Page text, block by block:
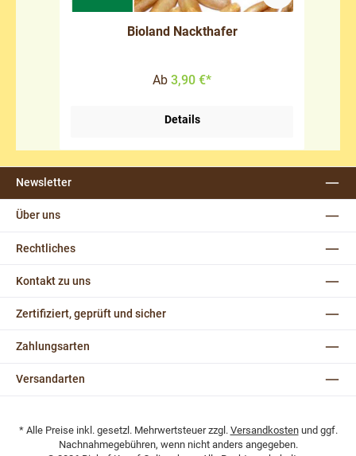
Bioland Nackthafer
Ab 3,90 €*
Details
Newsletter
Über uns
Rechtliches
Kontakt zu uns
Zertifiziert, geprüft und sicher
Zahlungsarten
Versandarten
* Alle Preise inkl. gesetzl. Mehrwertsteuer zzgl. Versandkostenund ggf.
Nachnahmegebühren, wenn nicht anders angegeben.